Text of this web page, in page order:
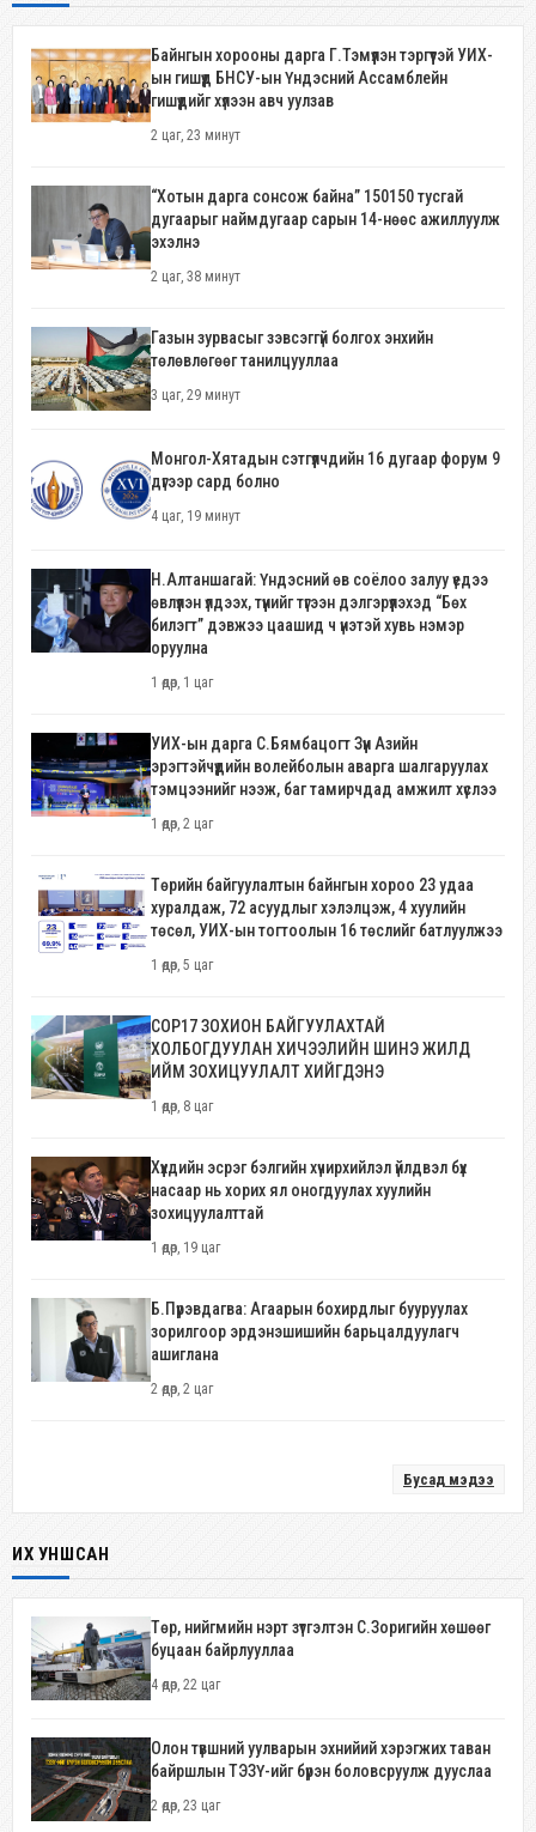
Байнгын хорооны дарга Г.Тэмүүлэн тэргүүтэй УИХ-
ын гишүүд БНСУ-ын Үндэсний Ассамблейн
гишүүдийг хүлээн авч уулзав
2 цаг, 23 минут
“Хотын дарга сонсож байна” 150150 тусгай
дугаарыг наймдугаар сарын 14-нөөс ажиллуулж
эхэлнэ
2 цаг, 38 минут
Газын зурвасыг зэвсэггүй болгох энхийн
төлөвлөгөөг танилцууллаа
3 цаг, 29 минут
Монгол-Хятадын сэтгүүлчдийн 16 дугаар форум 9
дүгээр сард болно
4 цаг, 19 минут
Н.Алтаншагай: Үндэсний өв соёлоо залуу үедээ
өвлүүлэн үлдээх, түүнийг түгээн дэлгэрүүлэхэд “Бөх
билэгт” дэвжээ цаашид ч үнэтэй хувь нэмэр
оруулна
1 өдөр, 1 цаг
УИХ-ын дарга С.Бямбацогт Зүүн Азийн
эрэгтэйчүүдийн волейболын аварга шалгаруулах
тэмцээнийг нээж, баг тамирчдад амжилт хүслээ
1 өдөр, 2 цаг
Төрийн байгуулалтын байнгын хороо 23 удаа
хуралдаж, 72 асуудлыг хэлэлцэж, 4 хуулийн
төсөл, УИХ-ын тогтоолын 16 төслийг батлуулжээ
1 өдөр, 5 цаг
COP17 ЗОХИОН БАЙГУУЛАХТАЙ
ХОЛБОГДУУЛАН ХИЧЭЭЛИЙН ШИНЭ ЖИЛД
ИЙМ ЗОХИЦУУЛАЛТ ХИЙГДЭНЭ
1 өдөр, 8 цаг
Хүүхдийн эсрэг бэлгийн хүчирхийлэл үйлдвэл бүх
насаар нь хорих ял оногдуулах хуулийн
зохицуулалттай
1 өдөр, 19 цаг
Б.Пүрэвдагва: Агаарын бохирдлыг бууруулах
зорилгоор эрдэнэшишийн барьцалдуулагч
ашиглана
2 өдөр, 2 цаг
Бусад мэдээ
ИХ УНШСАН
Төр, нийгмийн нэрт зүтгэлтэн С.Зоригийн хөшөөг
буцаан байрлууллаа
4 өдөр, 22 цаг
Олон түвшний уулварын эхнийий хэрэгжих таван
байршлын ТЭЗҮ-ийг бүрэн боловсруулж дууслаа
2 өдөр, 23 цаг